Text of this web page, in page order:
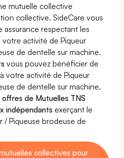
mutuelle collective
collective. SideCare vous
assurance respectant les
activité de Piqueur
de dentelle sur machine.
vous pouvez bénéficier de
votre activité de Piqueur
de dentelle sur machine,
offres de Mutuelles TNS
indépendants exerçant le
/ Piqueuse brodeuse de
collectives pour